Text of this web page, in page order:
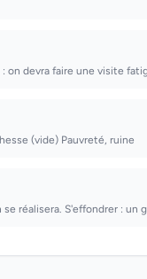
on devra faire une visite
(vide) Pauvreté, ruine
réalisera. S'effondrer : un